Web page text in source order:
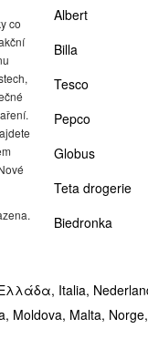
co
Albert
Billa
Tesco
Pepco
Globus
Teta drogerie
Biedronka
Italia,
Moldova, Malta, Norge,